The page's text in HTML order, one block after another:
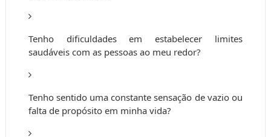
Tenho dificuldades em estabelecer limites
saudáveis com as pessoas ao meu redor?
Tenho sentido uma constante sensação de vazio ou
falta de propósito em minha vida?